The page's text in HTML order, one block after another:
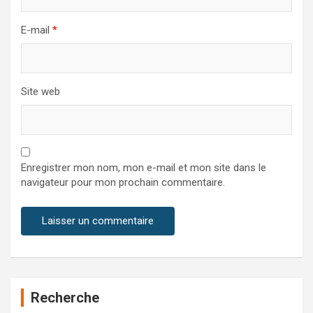
E-mail *
Site web
Enregistrer mon nom, mon e-mail et mon site dans le
navigateur pour mon prochain commentaire.
Recherche